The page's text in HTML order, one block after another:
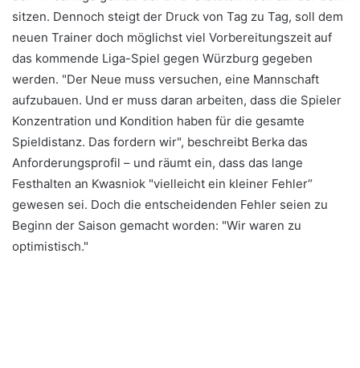
sitzen. Dennoch steigt der Druck von Tag zu Tag, soll dem
neuen Trainer doch möglichst viel Vorbereitungszeit auf
das kommende Liga-Spiel gegen Würzburg gegeben
werden. "Der Neue muss versuchen, eine Mannschaft
aufzubauen. Und er muss daran arbeiten, dass die Spieler
Konzentration und Kondition haben für die gesamte
Spieldistanz. Das fordern wir", beschreibt Berka das
Anforderungsprofil – und räumt ein, dass das lange
Festhalten an Kwasniok "vielleicht ein kleiner Fehler“
gewesen sei. Doch die entscheidenden Fehler seien zu
Beginn der Saison gemacht worden: "Wir waren zu
optimistisch."